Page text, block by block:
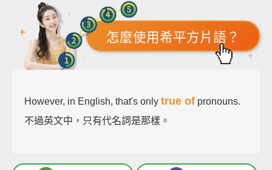
怎麼使用希平方片語？
However, in English, that's only true of pronouns.
不過英文中，只有代名詞是那樣。